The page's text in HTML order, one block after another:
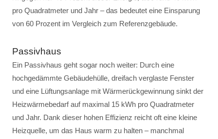
pro Quadratmeter und Jahr – das bedeutet eine Einsparung
von 60 Prozent im Vergleich zum Referenzgebäude.
Passivhaus
Ein Passivhaus geht sogar noch weiter: Durch eine
hochgedämmte Gebäudehülle, dreifach verglaste Fenster
und eine Lüftungsanlage mit Wärmerückgewinnung sinkt der
Heizwärmebedarf auf maximal 15 kWh pro Quadratmeter
und Jahr. Dank dieser hohen Effizienz reicht oft eine kleine
Heizquelle, um das Haus warm zu halten – manchmal